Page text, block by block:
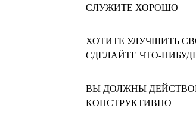
СЛУЖИТЕ ХОРОШО
ХОТИТЕ УЛУЧШИТЬ
СДЕЛАЙТЕ ЧТО-
ВЫ ДОЛЖНЫ
КОНСТРУКТИВНО